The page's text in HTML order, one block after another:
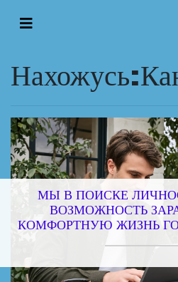
МЫ В ПОИСКЕ
ВОЗМОЖНОСТЬ
КОМФОРТНУЮ ЖИЗНЬ